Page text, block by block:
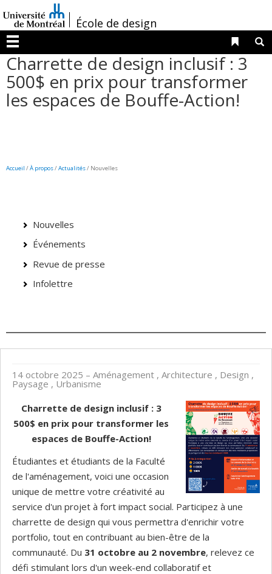
au
contenu
/École de design
Menu
Liens
Charrette de design inclusif : 3
500$ en prix pour transformer
les espaces de Bouffe-Action!
Accueil /À propos/Actualités/ Nouvelles
Nouvelles
Événements
Revue de presse
Infolettre
14 octobre 2025 – Aménagement , Architecture , Design ,
Paysage , Urbanisme
Charrette de design inclusif : 3
500$ en prix pour transformer les
espaces de Bouffe-Action!
Étudiantes et étudiants de la Faculté
de l'aménagement, voici une occasion
unique de mettre votre créativité au
service d'un projet à fort impact social. Participez à une
charrette de design qui vous permettra d'enrichir votre
portfolio, tout en contribuant au bien-être de la
communauté. Du 31 octobre au 2 novembre, relevez ce
défi stimulant lors d'un week-end collaboratif et